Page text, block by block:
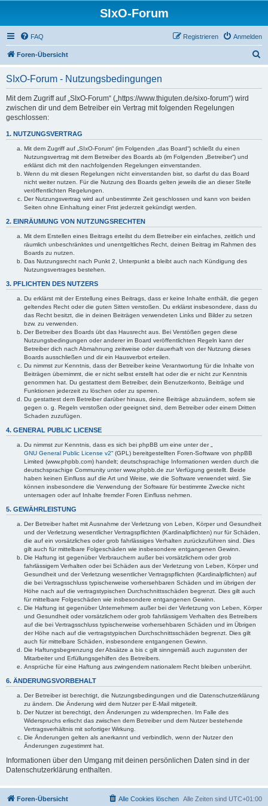
SIxO-Forum
FAQ Anmelden
Registrieren
Foren-Übersicht
SIxO-Forum - Nutzungsbedingungen
Mit dem Zugriff auf „SIxO-Forum“ („https://www.thiguten.de/sixo-forum“) wird
zwischen dir und dem Betreiber ein Vertrag mit folgenden Regelungen
geschlossen:
1. NUTZUNGSVERTRAG
Mit dem Zugriff auf „SIxO-Forum“ (im Folgenden „das Board“) schließt du einen
Nutzungsvertrag mit dem Betreiber des Boards ab (im Folgenden „Betreiber“) und
erklärst dich mit den nachfolgenden Regelungen einverstanden.
Wenn du mit diesen Regelungen nicht einverstanden bist, so darfst du das Board
nicht weiter nutzen. Für die Nutzung des Boards gelten jeweils die an dieser Stelle
veröffentlichten Regelungen.
Der Nutzungsvertrag wird auf unbestimmte Zeit geschlossen und kann von beiden
Seiten ohne Einhaltung einer Frist jederzeit gekündigt werden.
2. EINRÄUMUNG VON NUTZUNGSRECHTEN
Mit dem Erstellen eines Beitrags erteilst du dem Betreiber ein einfaches, zeitlich und
räumlich unbeschränktes und unentgeltliches Recht, deinen Beitrag im Rahmen des
Boards zu nutzen.
Das Nutzungsrecht nach Punkt 2, Unterpunkt a bleibt auch nach Kündigung des
Nutzungsvertrages bestehen.
3. PFLICHTEN DES NUTZERS
Du erklärst mit der Erstellung eines Beitrags, dass er keine Inhalte enthält, die gegen
geltendes Recht oder die guten Sitten verstoßen. Du erklärst insbesondere, dass du
das Recht besitzt, die in deinen Beiträgen verwendeten Links und Bilder zu setzen
bzw. zu verwenden.
Der Betreiber des Boards übt das Hausrecht aus. Bei Verstößen gegen diese
Nutzungsbedingungen oder anderer im Board veröffentlichten Regeln kann der
Betreiber dich nach Abmahnung zeitweise oder dauerhaft von der Nutzung dieses
Boards ausschließen und dir ein Hausverbot erteilen.
Du nimmst zur Kenntnis, dass der Betreiber keine Verantwortung für die Inhalte von
Beiträgen übernimmt, die er nicht selbst erstellt hat oder die er nicht zur Kenntnis
genommen hat. Du gestattest dem Betreiber, dein Benutzerkonto, Beiträge und
Funktionen jederzeit zu löschen oder zu sperren.
Du gestattest dem Betreiber darüber hinaus, deine Beiträge abzuändern, sofern sie
gegen o. g. Regeln verstoßen oder geeignet sind, dem Betreiber oder einem Dritten
Schaden zuzufügen.
4. GENERAL PUBLIC LICENSE
Du nimmst zur Kenntnis, dass es sich bei phpBB um eine unter der „
GNU General Public License v2“ (GPL) bereitgestellten Foren-Software von phpBB
Limited (www.phpbb.com) handelt; deutschsprachige Informationen werden durch die
deutschsprachige Community unter www.phpbb.de zur Verfügung gestellt. Beide
haben keinen Einfluss auf die Art und Weise, wie die Software verwendet wird. Sie
können insbesondere die Verwendung der Software für bestimmte Zwecke nicht
untersagen oder auf Inhalte fremder Foren Einfluss nehmen.
5. GEWÄHRLEISTUNG
Der Betreiber haftet mit Ausnahme der Verletzung von Leben, Körper und Gesundheit
und der Verletzung wesentlicher Vertragspflichten (Kardinalpflichten) nur für Schäden,
die auf ein vorsätzliches oder grob fahrlässiges Verhalten zurückzuführen sind. Dies
gilt auch für mittelbare Folgeschäden wie insbesondere entgangenen Gewinn.
Die Haftung ist gegenüber Verbrauchern außer bei vorsätzlichem oder grob
fahrlässigem Verhalten oder bei Schäden aus der Verletzung von Leben, Körper und
Gesundheit und der Verletzung wesentlicher Vertragspflichten (Kardinalpflichten) auf
die bei Vertragsschluss typischerweise vorhersehbaren Schäden und im übrigen der
Höhe nach auf die vertragstypischen Durchschnittsschäden begrenzt. Dies gilt auch
für mittelbare Folgeschäden wie insbesondere entgangenen Gewinn.
Die Haftung ist gegenüber Unternehmern außer bei der Verletzung von Leben, Körper
und Gesundheit oder vorsätzlichem oder grob fahrlässigem Verhalten des Betreibers
auf die bei Vertragsschluss typischerweise vorhersehbaren Schäden und im Übrigen
der Höhe nach auf die vertragstypischen Durchschnittsschäden begrenzt. Dies gilt
auch für mittelbare Schäden, insbesondere entgangenen Gewinn.
Die Haftungsbegrenzung der Absätze a bis c gilt sinngemäß auch zugunsten der
Mitarbeiter und Erfüllungsgehilfen des Betreibers.
Ansprüche für eine Haftung aus zwingendem nationalem Recht bleiben unberührt.
6. ÄNDERUNGSVORBEHALT
Der Betreiber ist berechtigt, die Nutzungsbedingungen und die Datenschutzerklärung
zu ändern. Die Änderung wird dem Nutzer per E-Mail mitgeteilt.
Der Nutzer ist berechtigt, den Änderungen zu widersprechen. Im Falle des
Widerspruchs erlischt das zwischen dem Betreiber und dem Nutzer bestehende
Vertragsverhältnis mit sofortiger Wirkung.
Die Änderungen gelten als anerkannt und verbindlich, wenn der Nutzer den
Änderungen zugestimmt hat.
Informationen über den Umgang mit deinen persönlichen Daten sind in der
Datenschutzerklärung enthalten.
Foren-Übersicht Alle Zeiten sind UTC+01:00
Alle Cookies löschen